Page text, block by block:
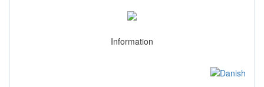
Information